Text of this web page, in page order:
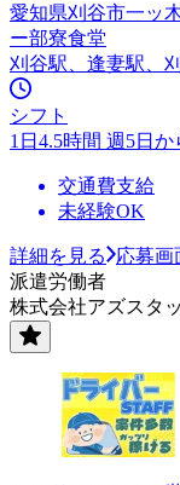
愛知県刈谷市一ッ
ー部寮食堂
刈谷駅、逢妻駅、
シフト
1日4.5時間 週5日か
交通費支給
未経験OK
詳細を見る
応募画
派遣労働者
株式会社アズスタ